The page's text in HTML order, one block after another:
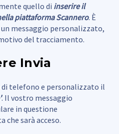
quello di inserire il
piattaforma Scannero. È
messaggio personalizzato,
del tracciamento.
Invia
telefono e personalizzato il
. Il vostro messaggio
in questione
sarà acceso.